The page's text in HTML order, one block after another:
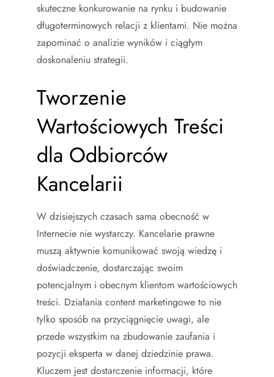
skuteczne konkurowanie na rynku i budowanie
długoterminowych relacji z klientami. Nie można
zapominać o analizie wyników i ciągłym
doskonaleniu strategii.
Tworzenie
Wartościowych Treści
dla Odbiorców
Kancelarii
W dzisiejszych czasach sama obecność w
Internecie nie wystarczy. Kancelarie prawne
muszą aktywnie komunikować swoją wiedzę i
doświadczenie, dostarczając swoim
potencjalnym i obecnym klientom wartościowych
treści. Działania content marketingowe to nie
tylko sposób na przyciągnięcie uwagi, ale
przede wszystkim na zbudowanie zaufania i
pozycji eksperta w danej dziedzinie prawa.
Kluczem jest dostarczenie informacji, które